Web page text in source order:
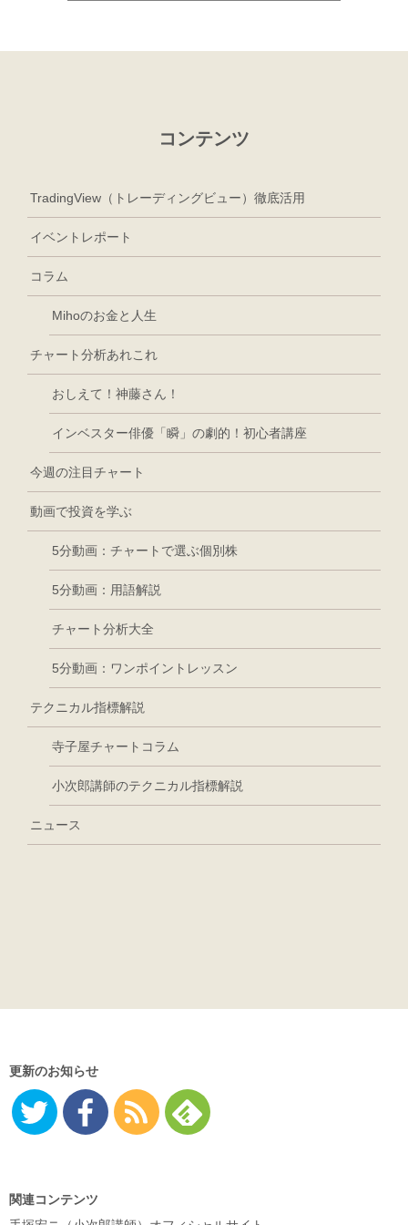
コンテンツ
TradingView（トレーディングビュー）徹底活用
イベントレポート
コラム
Mihoのお金と人生
チャート分析あれこれ
おしえて！神藤さん！
インベスター俳優「瞬」の劇的！初心者講座
今週の注目チャート
動画で投資を学ぶ
5分動画：チャートで選ぶ個別株
5分動画：用語解説
チャート分析大全
5分動画：ワンポイントレッスン
テクニカル指標解説
寺子屋チャートコラム
小次郎講師のテクニカル指標解説
ニュース
更新のお知らせ
関連コンテンツ